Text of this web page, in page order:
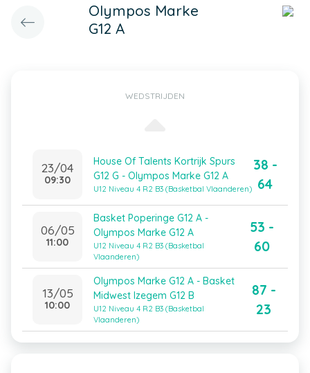
Olympos Marke
G12 A
WEDSTRIJDEN
23/04
09:30
House Of Talents Kortrijk Spurs
G12 G - Olympos Marke G12 A
U12 Niveau 4 R2 B3 (Basketbal Vlaanderen)
38 -
64
06/05
11:00
Basket Poperinge G12 A -
Olympos Marke G12 A
U12 Niveau 4 R2 B3 (Basketbal
Vlaanderen)
53 -
60
13/05
10:00
Olympos Marke G12 A - Basket
Midwest Izegem G12 B
U12 Niveau 4 R2 B3 (Basketbal
Vlaanderen)
87 -
23